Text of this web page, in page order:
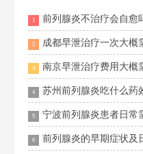
1 前列腺炎不治疗会自愈
2 成都早泄治疗一次大概
3 南京早泄治疗费用大概
4 苏州前列腺炎吃什么药
5 宁波前列腺炎患者日常
6 前列腺炎的早期症状及